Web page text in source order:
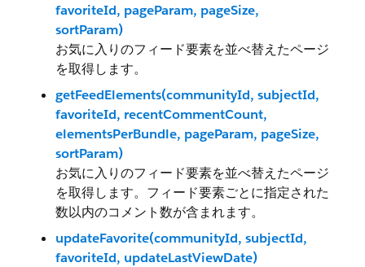
favoriteId, pageParam, pageSize,
sortParam)
お気に入りのフィード要素を並べ替えたページ
を取得します。
getFeedElements(communityId, subjectId,
favoriteId, recentCommentCount,
elementsPerBundle, pageParam, pageSize,
sortParam)
お気に入りのフィード要素を並べ替えたページ
を取得します。フィード要素ごとに指定された
数以内のコメント数が含まれます。
updateFavorite(communityId, subjectId,
favoriteId, updateLastViewDate)